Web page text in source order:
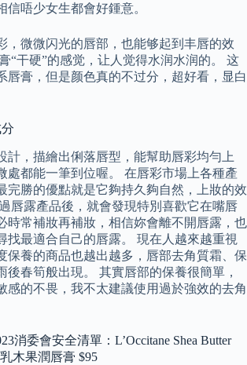
信唔少女生都會好鍾意。
，微微闪光的唇部，也能够起到丰唇的效
“干硬”的感觉，让人觉得水润水润的。 这
唇膏，但是颜色真的不过分，超好看，显白
計，描繪出俐落唇型，能幫助唇彩均勻上
處都能一筆到位喔。 在唇彩市場上各種產
完勝的優點就是它夠持久夠自然，上妝的效
唇露產品後，就會發現特別喜歡它在嘴唇
時常補妝再補妝，相信妳會離不開唇露，也
找最適合自己的唇露。 現在人越來越重視
保養的商品也越出越多，唇部去角質霜、保
後春筍般出現。 其實唇部的保養很簡單，
感的不畏，我不太建議使用過於強效的去角
消委會安全清單：L’Occitane Shea Butter
木果潤唇膏 $95